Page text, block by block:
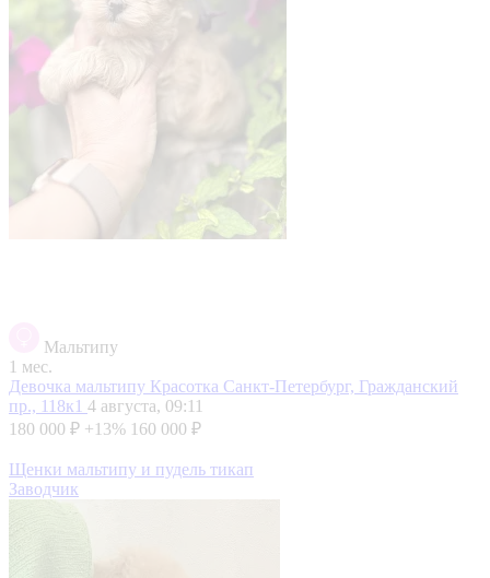
Мальтипу
1 мес.
Девочка мальтипу Красотка Санкт-Петербург, Гражданский
пр., 118к1 4 августа, 09:11
180 000 ₽ +13% 160 000 ₽
Щенки мальтипу и пудель тикап
Заводчик